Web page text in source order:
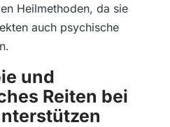
Heilmethoden, da sie
auch psychische
und
Reiten bei